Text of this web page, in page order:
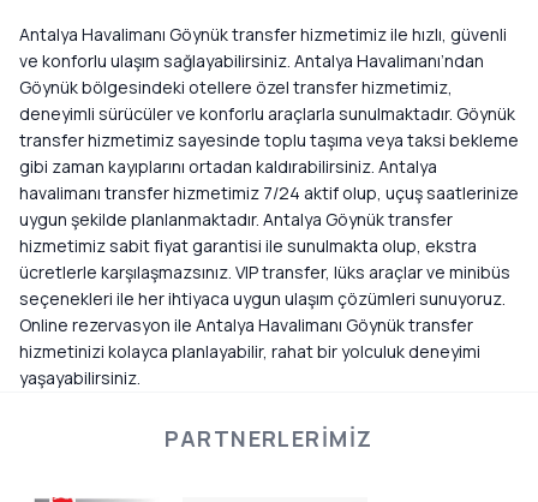
Antalya Havalimanı Göynük transfer hizmetimiz ile hızlı, güvenli
ve konforlu ulaşım sağlayabilirsiniz. Antalya Havalimanı’ndan
Göynük bölgesindeki otellere özel transfer hizmetimiz,
deneyimli sürücüler ve konforlu araçlarla sunulmaktadır. Göynük
transfer hizmetimiz sayesinde toplu taşıma veya taksi bekleme
gibi zaman kayıplarını ortadan kaldırabilirsiniz. Antalya
havalimanı transfer hizmetimiz 7/24 aktif olup, uçuş saatlerinize
uygun şekilde planlanmaktadır. Antalya Göynük transfer
hizmetimiz sabit fiyat garantisi ile sunulmakta olup, ekstra
ücretlerle karşılaşmazsınız. VIP transfer, lüks araçlar ve minibüs
seçenekleri ile her ihtiyaca uygun ulaşım çözümleri sunuyoruz.
Online rezervasyon ile Antalya Havalimanı Göynük transfer
hizmetinizi kolayca planlayabilir, rahat bir yolculuk deneyimi
yaşayabilirsiniz.
PARTNERLERIMIZ